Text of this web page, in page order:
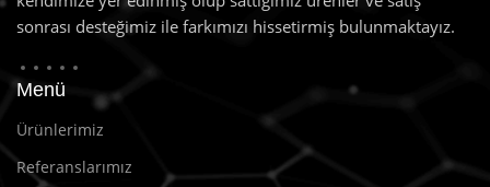
sonrası desteğimiz ile farkımızı hissetirmiş bulunmaktayız.
Menü
Ürünlerimiz
Referanslarımız